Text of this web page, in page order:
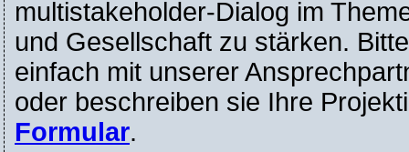
multistakeholder-Dialog im
und Gesellschaft zu stärken.
einfach mit unserer
oder beschreiben sie Ihre
Formular.